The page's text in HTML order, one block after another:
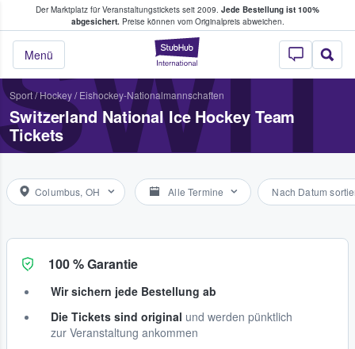
Der Marktplatz für Veranstaltungstickets seit 2009. Jede Bestellung ist 100%
abgesichert.Preise können vom Originalpreis abweichen.
StubHub - Wo
Menü
Tickets kaufen & verkaufen
Sport/Hockey/ Eishockey-Nationalmannschaften
Switzerland National Ice Hockey Team
Tickets
Columbus, OH Alle Termine Nach Datum
100 % Garantie
Wir sichern jede Bestellung ab
Die Tickets sind original und werden pünktlich
zur Veranstaltung ankommen